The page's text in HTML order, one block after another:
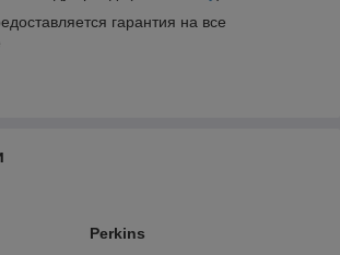
гарантия на все
Perkins